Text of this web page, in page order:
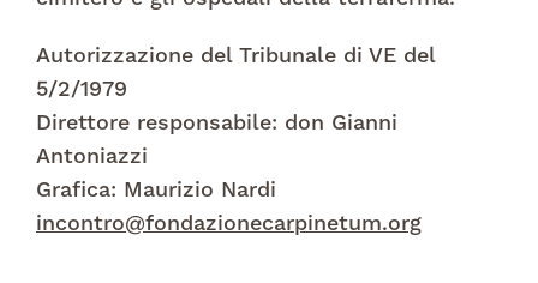
Autorizzazione del Tribunale di VE del
5/2/1979
Direttore responsabile: don Gianni
Antoniazzi
Grafica: Maurizio Nardi
incontro@fondazionecarpinetum.org